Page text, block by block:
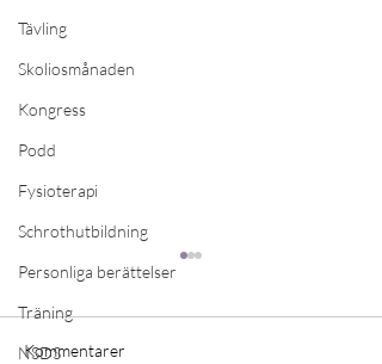
Tävling
Skoliosmånaden
Kongress
Podd
Fysioterapi
Schrothutbildning
Personliga berättelser
Träning
NSDS
Kommentarer